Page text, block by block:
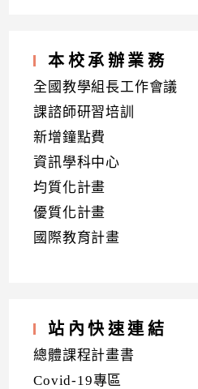
本校承辦業務
全國教學組長工作會議
課諮師研習培訓
新增鐘點費
資訊學科中心
均質化計畫
優質化計畫
國際教育計畫
站內快速連結
總體課程計畫書
Covid-19專區